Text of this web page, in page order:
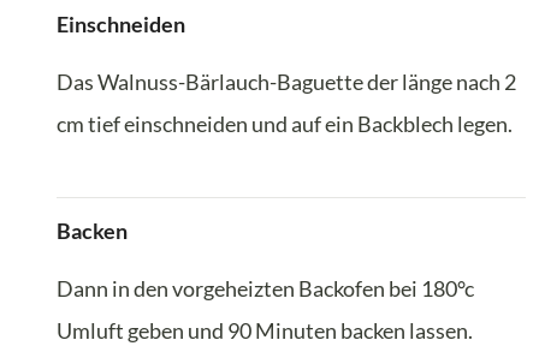
Einschneiden
Das Walnuss-Bärlauch-Baguette der länge nach 2
cm tief einschneiden und auf ein Backblech legen.
Backen
Dann in den vorgeheizten Backofen bei 180°c
Umluft geben und 90 Minuten backen lassen.